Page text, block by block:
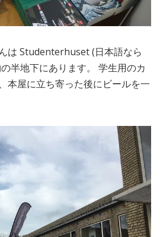
は Studenterhuset (日本語なら
半地下にあります。 学生用のカ
本屋に立ち寄った後にビールを一